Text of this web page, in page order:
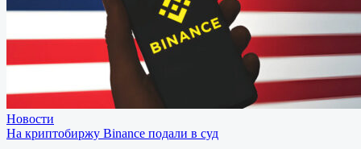
Новости
На криптобиржу Binance подали в суд